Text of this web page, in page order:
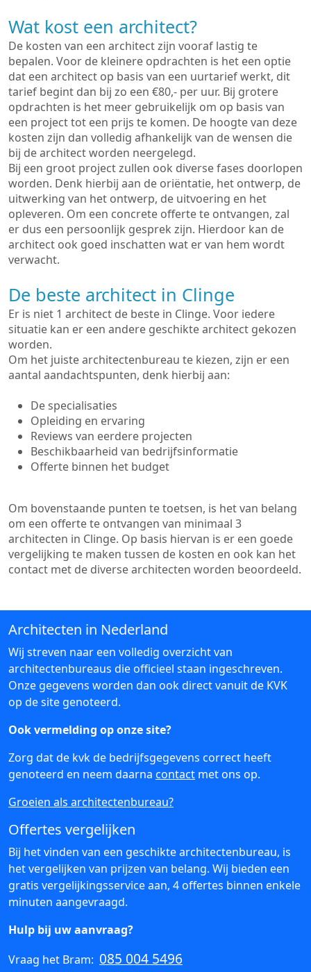
Wat kost een architect?
De kosten van een architect zijn vooraf lastig te
bepalen. Voor de kleinere opdrachten is het een optie
dat een architect op basis van een uurtarief werkt, dit
tarief begint dan bij zo een €80,- per uur. Bij grotere
opdrachten is het meer gebruikelijk om op basis van
een project tot een prijs te komen. De hoogte van deze
kosten zijn dan volledig afhankelijk van de wensen die
bij de architect worden neergelegd.
Bij een groot project zullen ook diverse fases doorlopen
worden. Denk hierbij aan de oriëntatie, het ontwerp, de
uitwerking van het ontwerp, de uitvoering en het
opleveren. Om een concrete offerte te ontvangen, zal
er dus een persoonlijk gesprek zijn. Hierdoor kan de
architect ook goed inschatten wat er van hem wordt
verwacht.
De beste architect in Clinge
Er is niet 1 architect de beste in Clinge. Voor iedere
situatie kan er een andere geschikte architect gekozen
worden.
Om het juiste architectenbureau te kiezen, zijn er een
aantal aandachtspunten, denk hierbij aan:
De specialisaties
Opleiding en ervaring
Reviews van eerdere projecten
Beschikbaarheid van bedrijfsinformatie
Offerte binnen het budget
Om bovenstaande punten te toetsen, is het van belang
om een offerte te ontvangen van minimaal 3
architecten in Clinge. Op basis hiervan is er een goede
vergelijking te maken tussen de kosten en ook kan het
contact met de diverse architecten worden beoordeeld.
Architecten in Nederland
Wij streven naar een volledig overzicht van
architectenbureaus die officieel staan ingeschreven.
Onze gegevens worden dan ook direct vanuit de KVK
op de site genoteerd.
Ook vermelding op onze site?
Zorg dat de kvk de bedrijfsgegevens correct heeft
genoteerd en neem daarna contact met ons op.
Groeien als architectenbureau?
Offertes vergelijken
Bij het vinden van een geschikte architectenbureau, is
het vergelijken van prijzen van belang. Wij bieden een
gratis vergelijkingsservice aan, 4 offertes binnen enkele
minuten aangevraagd.
Hulp bij uw aanvraag?
Vraag het Bram: 085 004 5496